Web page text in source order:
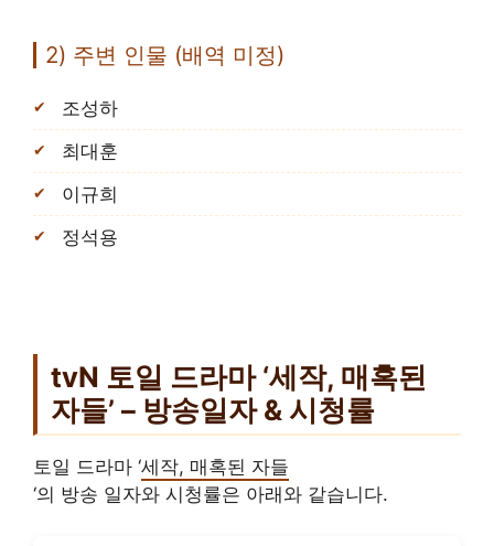
2) 주변 인물 (배역 미정)
조성하
최대훈
이규희
정석용
tvN 토일 드라마 ‘세작, 매혹된
자들’ – 방송일자 & 시청률
토일 드라마 ‘세작, 매혹된 자들
‘의 방송 일자와 시청률은 아래와 같습니다.